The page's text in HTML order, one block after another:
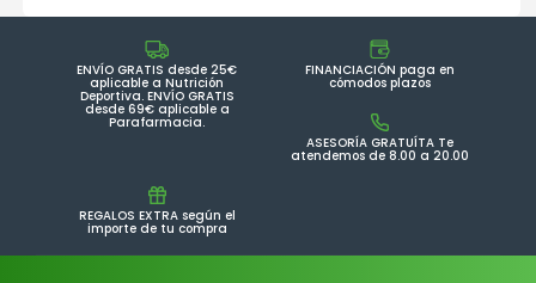
ENVÍO GRATIS desde 25€
aplicable a Nutrición
Deportiva. ENVÍO GRATIS
desde 69€ aplicable a
Parafarmacia.
FINANCIACIÓN paga en
cómodos plazos
ASESORÍA GRATUÍTA Te
atendemos de 8.00 a 20.00
REGALOS EXTRA según el
importe de tu compra